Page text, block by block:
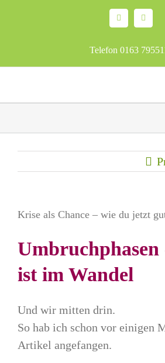
FacebookEmail
Telefon 0163
Krise als Chance – wie du jetzt
Umbruchphasen
ist im Wandel
Und wir mitten drin.
So hab ich schon vor einigen
Artikel angefangen.